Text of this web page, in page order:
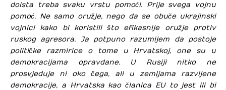
doista treba svaku vrstu pomoći. Prije svega vojnu
pomoć. Ne samo oružje, nego da se obuče ukrajinski
vojnici kako bi koristili što efikasnije oružje protiv
ruskog agresora. Ja potpuno razumijem da postoje
političke razmirice o tome u Hrvatskoj, one su u
demokracijama opravdane. U Rusiji nitko ne
prosvjeduje ni oko čega, ali u zemljama razvijene
demokracije, a Hrvatska kao članica EU to jest ili bi